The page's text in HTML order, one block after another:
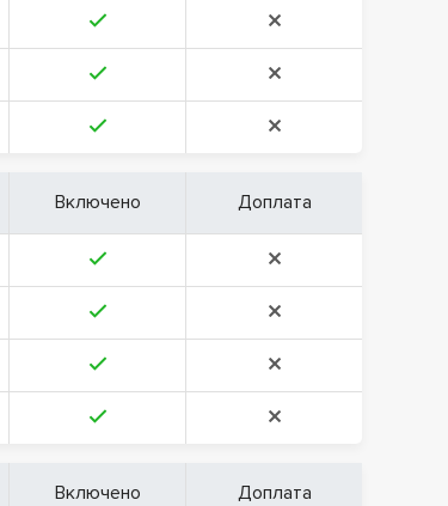
Включено Доплата
Включено Доплата